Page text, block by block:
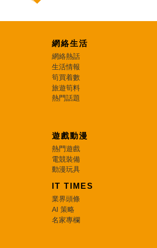
網絡生活
網絡熱話
生活情報
筍買着數
旅遊筍料
熱門話題
遊戲動漫
熱門遊戲
電競裝備
動漫玩具
IT TIMES
業界頭條
AI 策略
名家專欄